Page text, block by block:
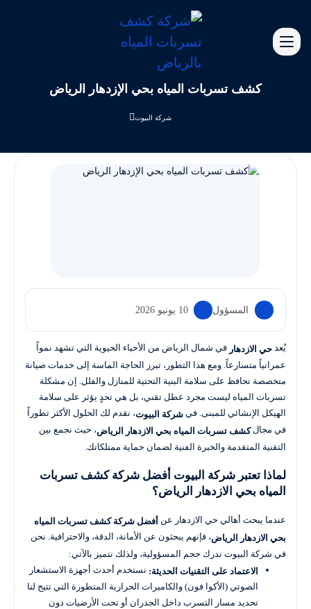
كشف تسربات المياه بحي الإزدهار الرياض
شركة البيوت
المسؤول 10 يونيو 2026
يُعد حي الازدهار في شمال الرياض من الأحياء الحيوية التي تشهد نمواً
عمرانياً متسارعاً. ومع هذا التطور، تبرز الحاجة الماسة إلى خدمات صيانة
متخصصة تحافظ على سلامة البنية التحتية للمنازل والفلل. إن مشكلة
تسربات المياه ليست مجرد عطل تقني، بل هي تحدٍ يؤثر على سلامة
الهيكل الإنشائي للمبنى. في شركة البيوت، نقدم لك الحلول الأكثر تطوراً
في مجالكشف تسربات المياه بحي الازدهار الرياض، حيث نجمع بين
التقنية المتقدمة والخبرة الفنية لضمان حماية ممتلكاتك.
لماذا تعتبر شركة البيوت أفضل شركة كشف تسربات
المياه بحي الازدهار الرياض؟
عندما يبحث أهالي حي الازدهار عن أفضل شركة كشف تسربات المياه
بحي الازدهار الرياض، فإنهم يبحثون عن الأمانة، الدقة، والاحترافية. نحن
في شركة البيوت ندرك حجم المسؤولية، ولذلك نتميز بالآتي:
الاعتماد على التقنيات الحديثة: نستخدم أحدث أجهزة الاستشعار
الصوتي (الأكوا فون) والكاميرات الحرارية المتطورة التي تتيح لنا
تحديد مسار التسرب داخل الجدران أو تحت الأرضيات دون